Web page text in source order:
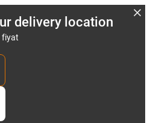
delivery location
fiyat